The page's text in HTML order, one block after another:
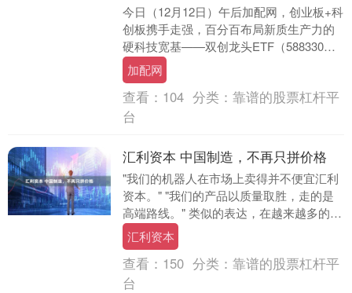
今日（12月12日）午后加配网，创业板+科
创板携手走强，百分百布局新质生产力的
硬科技宽基——双创龙头ETF（588330）
场内涨幅盘中上探1.4%，现涨1.08....
加配网
查看： 104 分类： 靠谱的股票杠杆平
台
汇利资本 中国制造，不再只拼价格
"我们的机器人在市场上卖得并不便宜汇利
资本。" "我们的产品以质量取胜，走的是
高端路线。" 类似的表达，在越来越多的中
国制造企业中出现。 曾经，"物美价廉"是
外....
汇利资本
查看： 150 分类： 靠谱的股票杠杆平
台